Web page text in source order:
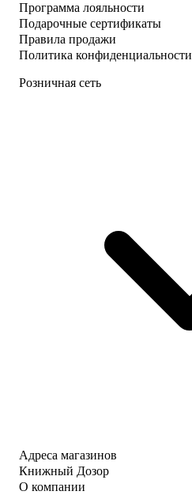
Программа лояльности
Подарочные сертификаты
Правила продажи
Политика конфиденциальности
Розничная сеть
Адреса магазинов
Книжный Дозор
О компании